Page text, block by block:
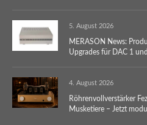
5. August 2026
MERASON News:
Upgrades für DAC 1
4. August 2026
Röhrenvollverstärker
Musketiere – Jetzt